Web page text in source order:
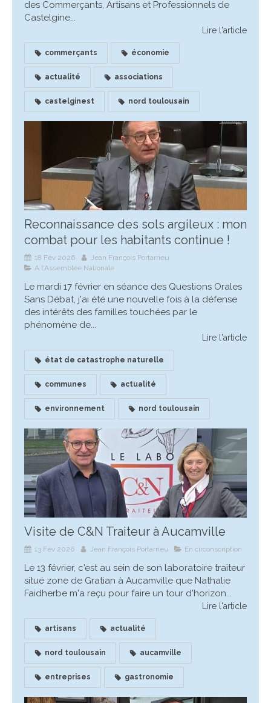
des Commerçants, Artisans et Professionnels de
Castelgine...
Lire l'article
commerçants économie
actualité associations
castelginest nord toulousain
Reconnaissance des sols argileux : mon
combat pour les habitants continue !
18 Fév 2026
Jean François Portarrieu
A l'Assemblée Nationale
Le mardi 17 février en séance des Questions Orales
Sans Débat, j'ai été une nouvelle fois à la défense
des intérêts des familles touchées par le
phénomène de...
Lire l'article
état de catastrophe naturelle
communes actualité
environnement nord toulousain
Visite de C&N Traiteur à Aucamville
13 Fév 2026 Jean François Portarrieu En circonscription
Le 13 février, c'est au sein de son laboratoire traiteur
situé zone de Gratian à Aucamville que Nathalie
Faidherbe m'a reçu pour faire un tour d'horizon...
Lire l'article
artisans actualité
nord toulousain aucamville
entreprises gastronomie